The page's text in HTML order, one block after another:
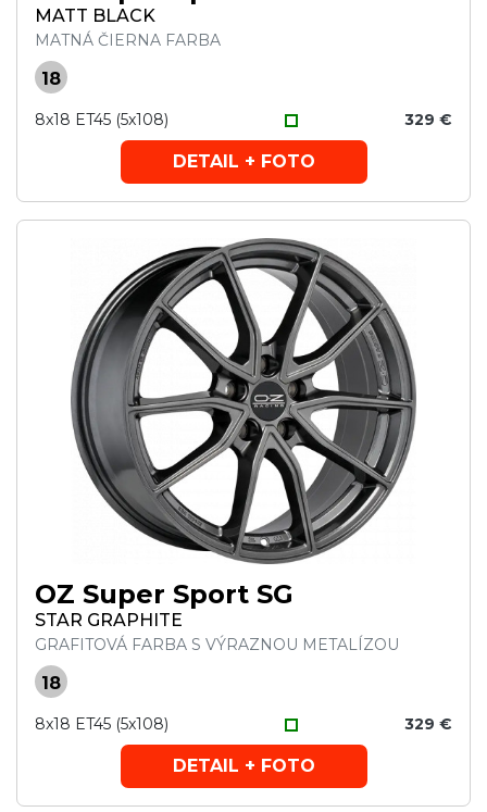
MATT BLACK
MATNÁ ČIERNA FARBA
18
8x18 ET45 (5x108) 329 €
DETAIL + FOTO
OZ Super Sport SG
STAR GRAPHITE
GRAFITOVÁ FARBA S VÝRAZNOU METALÍZOU
18
8x18 ET45 (5x108) 329 €
DETAIL + FOTO